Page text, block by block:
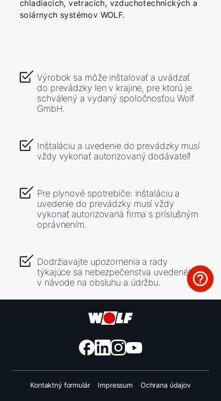
chladiacich, vetracích, vzduchotechnických a
solárnych systémov WOLF.
Výrobok sa môže inštalovať a uvádzať
do prevádzky len v krajine, pre ktorú je
schválený a vydaný spoločnosťou Wolf
GmbH.
Inštaláciu a uvedenie do prevádzky musí
vždy vykonať autorizovaný dodávateľ!
Pre plynové spotrebiče: inštaláciu a
uvedenie do prevádzky musí vždy
vykonať autorizovaná firma s príslušným
oprávnením.
Dodržiavajte upozornenia a rady
týkajúce sa nebezpečenstva uvedeného
v návode na obsluhu a údržbu.
Kontaktný formulár Impressum Ochrana údajov